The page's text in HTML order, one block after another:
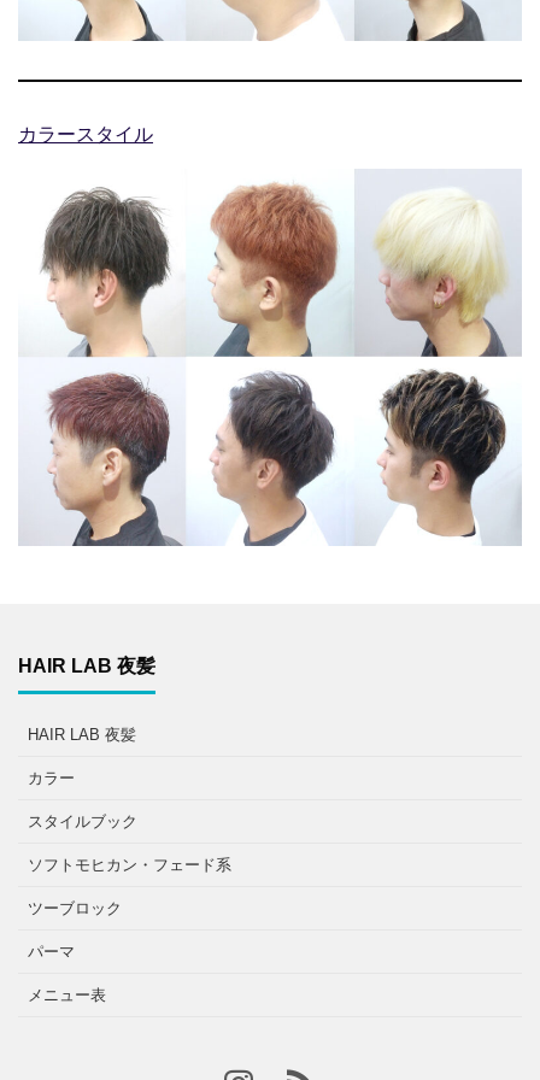
カラースタイル
HAIR LAB 夜髪
HAIR LAB 夜髪
カラー
スタイルブック
ソフトモヒカン・フェード系
ツーブロック
パーマ
メニュー表